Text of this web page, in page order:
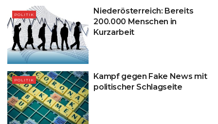
POLITIK
Niederösterreich: Bereits
200.000 Menschen in
Kurzarbeit
POLITIK
Kampf gegen Fake News mit
politischer Schlagseite